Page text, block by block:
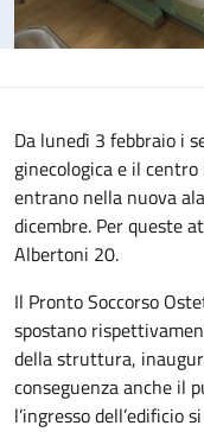
Da lunedì 3 febbraio i
ginecologica e il
entrano nella nuova
dicembre. Per queste
Albertoni 20.
Il Pronto Soccorso
spostano
della struttura,
conseguenza anche il
l’ingresso dell’edificio